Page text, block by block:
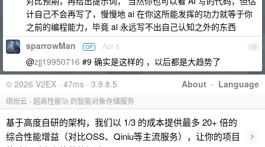
计自己不会再写了，慢慢地 ai 在你这所能发挥的功力就等于你
之前的编程能力，毕竟 ai 永远写不出自己认知之外的东西
10
sparrowMan OP Apr 3
@zjj19950716 #9 确实是这样的 ，以后都是大趋势了
About · Language
© 2026 V2EX · 47ms · 3.9.8.5
缤纷云 - 超高性能🚀 的智能对象存储服务
基于高度自研的架构，我们以 1/3 的成本提供最多 20+ 倍的
综合性能增益（对比OSS、Qiniu等主流服务），让你的项目
›